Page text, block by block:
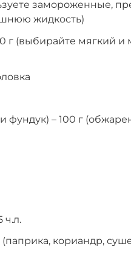
замороженные,
жидкость)
г (выбирайте мягкий и
фундук) – 100 г
ч.л.
(паприка, кориандр,